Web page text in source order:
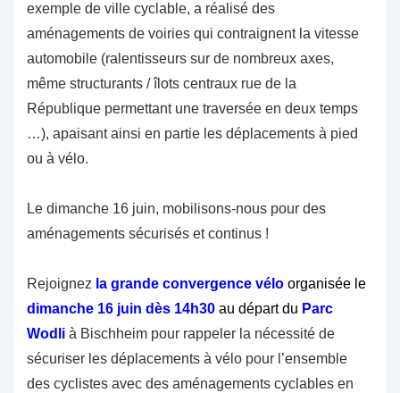
exemple de ville cyclable, a réalisé des
aménagements de voiries qui contraignent la vitesse
automobile (ralentisseurs sur de nombreux axes,
même structurants / îlots centraux rue de la
République permettant une traversée en deux temps
…), apaisant ainsi en partie les déplacements à pied
ou à vélo.
Le dimanche 16 juin, mobilisons-nous pour des
aménagements sécurisés et continus !
Rejoignez la grande convergence vélo organisée le
dimanche 16 juin dès 14h30 au départ du Parc
Wodli à Bischheim pour rappeler la nécessité de
sécuriser les déplacements à vélo pour l’ensemble
des cyclistes avec des aménagements cyclables en